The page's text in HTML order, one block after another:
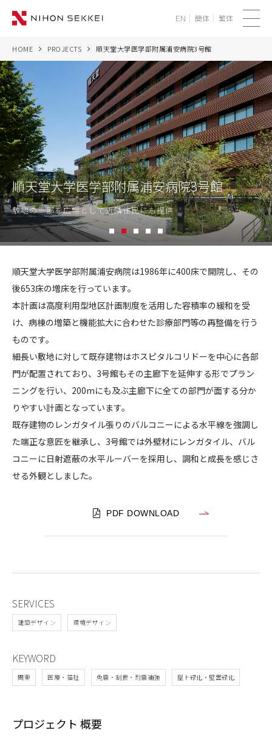
ュ
ー
SERVICES
PROJECTS
THINK
NEWS
CORPORATE
RECRUIT
CONTACT
コンプライアンスポリシー プライバシーポリシー ご利用規約
EN 簡体 繁体
HOME PROJECTS 順天堂大学医学部附属浦安病院3号館
順天堂大学医学部附属浦安病院3号館
敷地の一部を広場として近隣住民にも提供
2 3 5
順天堂大学医学部附属浦安病院は1986年に400床で開院し、その
後653床の増床を行っています。
本計画は高度利用型地区計画制度を活用した容積率の緩和を受
け、病棟の増築と機能拡大に合わせた診療部門等の再整備を行う
ものです。
細長い敷地に対して既存建物はホスピタルコリドーを中心に各部
門が配置されており、3号館もその主廊下を延伸する形でプラン
ニングを行い、200mにも及ぶ主廊下に全ての部門が面する分か
りやすい計画となっています。
既存建物のレンガタイル張りのバルコニーによる水平線を強調し
た端正な意匠を継承し、3号館では外壁材にレンガタイル、バル
コニーに日射遮蔽の水平ルーバーを採用し、調和と成長を感じさ
せる外観としました。
PDF DOWNLOAD
SERVICES
建築デザイン 環境デザイン
KEYWORD
関東 医療・福祉 免震・制振・耐震補強 屋上緑化・壁面緑化
プロジェクト 概要